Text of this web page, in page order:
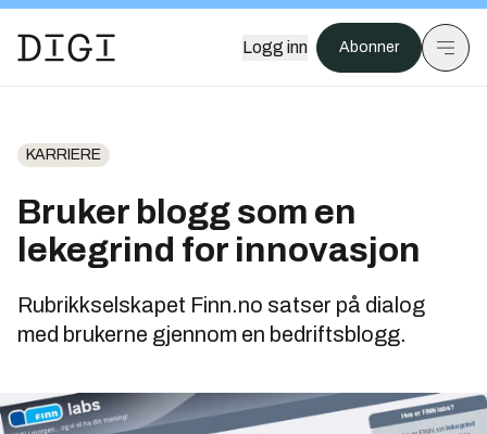
Logg inn Abonner
KARRIERE
Bruker blogg som en
lekegrind for innovasjon
Rubrikkselskapet Finn.no satser på dialog
med brukerne gjennom en bedriftsblogg.